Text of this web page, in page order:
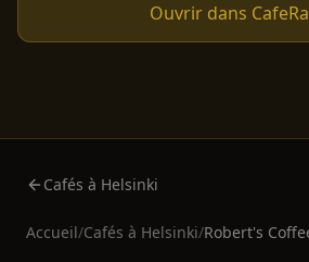
Ouvrir dans
Cafés à Helsinki
Accueil/Cafés à Helsinki/Robert's